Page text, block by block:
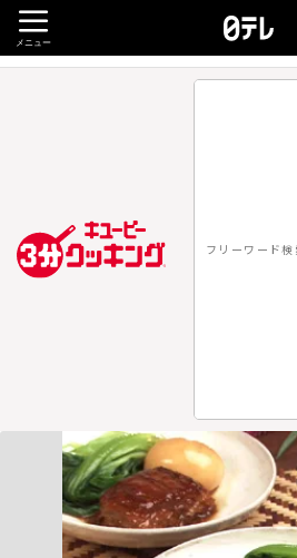
メニュー